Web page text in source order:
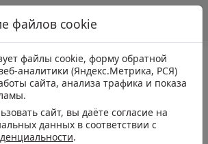
файлов cookie
файлы cookie, форму обратной
аналитики (Яндекс.Метрика, РСЯ)
сайта, анализа трафика и показа
сайт, вы даёте согласие на
данных в соответствии с
.